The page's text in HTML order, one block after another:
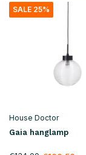
SALE 25%
House Doctor
Gaia hanglamp